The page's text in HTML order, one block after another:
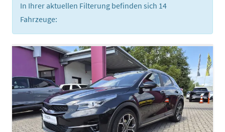
In Ihrer aktuellen Filterung befinden sich 14
Fahrzeuge: